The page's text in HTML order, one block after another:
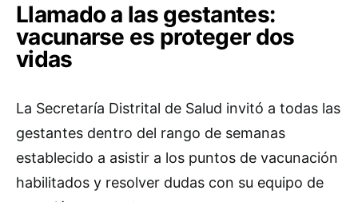
Llamado a las gestantes:
vacunarse es proteger dos
vidas
La Secretaría Distrital de Salud invitó a todas las
gestantes dentro del rango de semanas
establecido a asistir a los puntos de vacunación
habilitados y resolver dudas con su equipo de